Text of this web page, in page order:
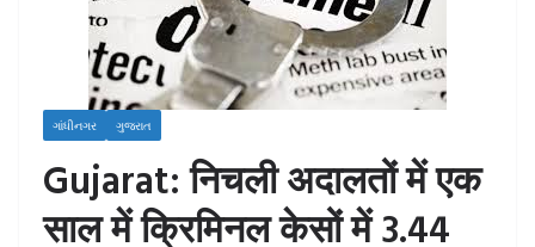
ગાંધીનગર ગુજરાત
Gujarat: निचली अदालतों में एक
साल में क्रिमिनल केसों में 3.44